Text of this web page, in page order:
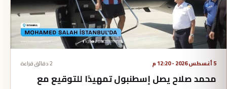
5 أغسطس 2026 - 12:20 م 2 دقائق قراءة
محمد صلاح يصل إسطنبول تمهيدًا للتوقيع مع